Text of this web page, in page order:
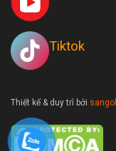
Tiktok
Thiết kế & duy trì bởi